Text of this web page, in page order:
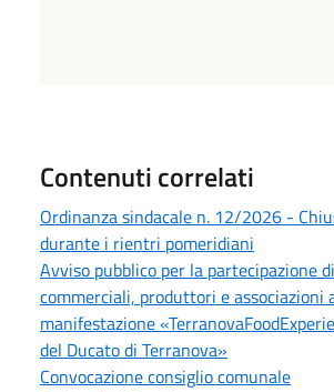
Contenuti correlati
Ordinanza sindacale n. 12/2026 -
durante i rientri pomeridiani
Avviso pubblico per la partecipazione
commerciali, produttori e associazioni
manifestazione
del Ducato di Terranova»
Convocazione consiglio comunale